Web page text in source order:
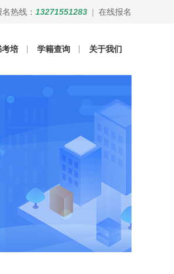
名热线： 13271551283 在线报名
考培 学籍查询 关于我们